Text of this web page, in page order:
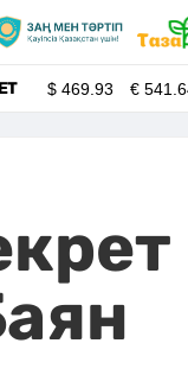
$469.93 €